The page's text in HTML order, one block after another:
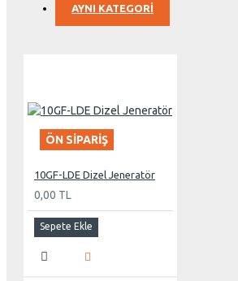
AYNI KATEGORI
ÖN SIPARIŞ
10GF-LDE Dizel Jeneratör
0,00 TL
Sepete Ekle